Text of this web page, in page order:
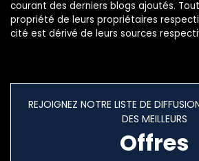
courant des derniers blogs ajoutés.
propriété de leurs propriétaires
cité est dérivé de leurs sources
REJOIGNEZ NOTRE LISTE DE
DES MEILLEURS
Offres